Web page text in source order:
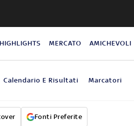
HIGHLIGHTS MERCATO AMICHEVOLI
Calendario E Risultati Marcatori
Fonti Preferite